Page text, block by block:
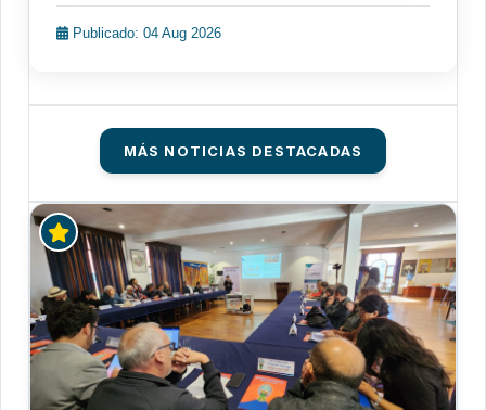
Publicado: 04 Aug 2026
MÁS NOTICIAS DESTACADAS